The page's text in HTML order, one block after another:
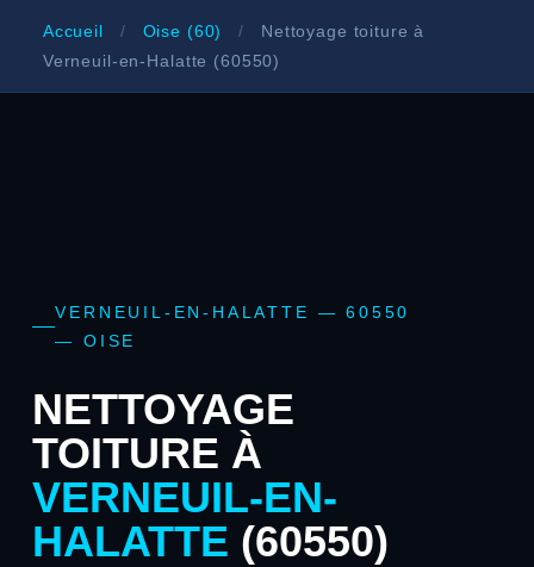
Accueil / Oise (60) /
Nettoyage toiture à
Verneuil-en-Halatte (60550)
VERNEUIL-EN-HALATTE — 60550
— OISE
NETTOYAGE
TOITURE À
VERNEUIL-EN-
HALATTE (60550)